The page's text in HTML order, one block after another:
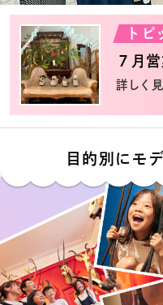
トピ
７月
詳しく
目的別にモ